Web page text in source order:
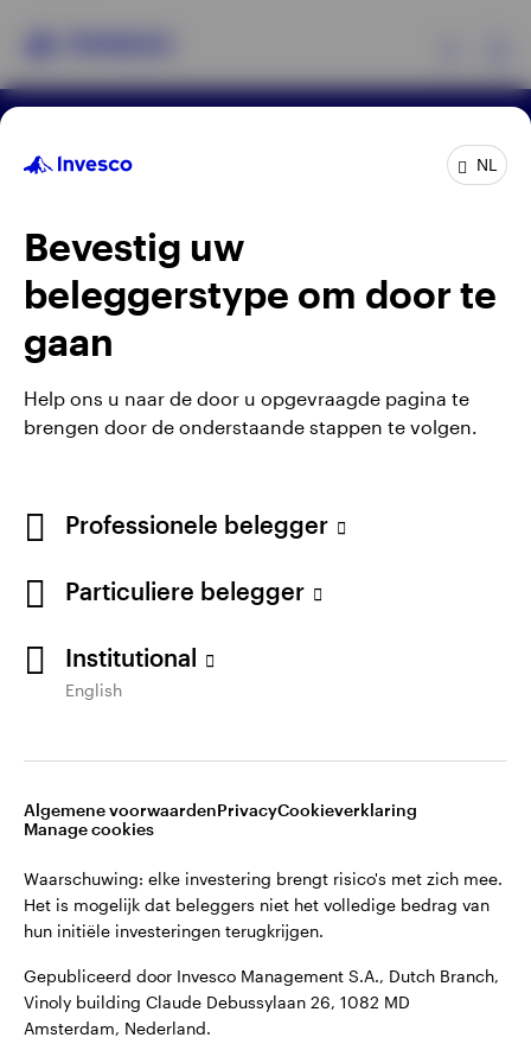
Producten
Beleggersinformatie
Over Invesco
English
Neem contact met ons op
Privacyverklaring
Carrières
Waarschuwing: elke investering brengt risico's met
zich mee. Het is mogelijk dat beleggers niet het
volledige bedrag van hun initiële investeringen
terugkrijgen.
Gepubliceerd door Invesco Management S.A., Dutch
Branch, Vinoly building Claude Debussylaan 26, 1082
©2026 Invesco Ltd. Alle rechten voorbehouden.
Bel ons: 020 7543 3560
NL
Bevestig uw
beleggerstype om door te
gaan
Help ons u naar de door u opgevraagde pagina te
brengen door de onderstaande stappen te volgen.
Professionele belegger
Particuliere belegger
Institutional
English
Algemene voorwaardenPrivacyCookieverklaring
Manage cookies
Waarschuwing: elke investering brengt risico's met zich mee.
Het is mogelijk dat beleggers niet het volledige bedrag van
hun initiële investeringen terugkrijgen.
Gepubliceerd door Invesco Management S.A., Dutch Branch,
Vinoly building Claude Debussylaan 26, 1082 MD
Amsterdam, Nederland.